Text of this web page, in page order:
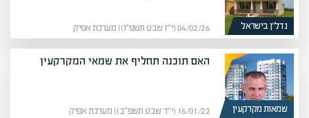
נדל”ן בישראל 04/02/26 (י״ז שבט תשפ״ו) | מערכת אפיק
שמאות מקרקעין
האם תוכנה תחליף את שמאי המקרקעין
16/01/22 (י״ד שבט תשפ״ב) | מערכת אפיק